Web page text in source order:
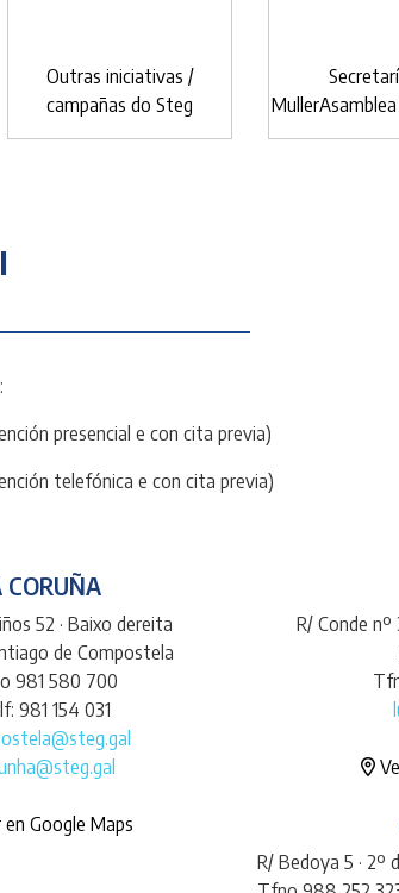
Outras iniciativas /
campañas do Steg
presencial e con cita previa)
telefónica e con cita previa)
CORUÑA
52 · Baixo dereita
de Compostela
981 580 700
981 154 031
Google Maps
R/ Conde nº
R/ Bedoya 5 · 2º